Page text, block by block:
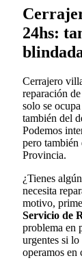
24hs:
Cerrajero
reparación
solo se
también del
Podemos
pero también
Provincia.
¿Tienes
necesita
motivo,
Servicio de
problema en
urgentes si lo
operamos en